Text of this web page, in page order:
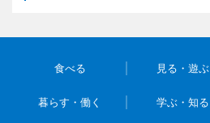
食べる 見る・遊ぶ
暮らす・働く 学ぶ・知る